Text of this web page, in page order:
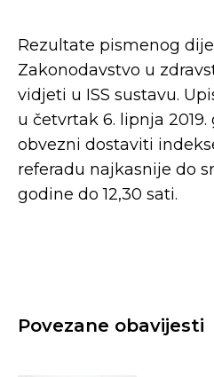
Rezultate pismenog
Zakonodavstvo u
vidjeti u ISS sustavu.
u četvrtak 6. lipnja
obvezni dostaviti
referadu najkasnije do
godine do 12,30 sati.
Povezane obavijesti